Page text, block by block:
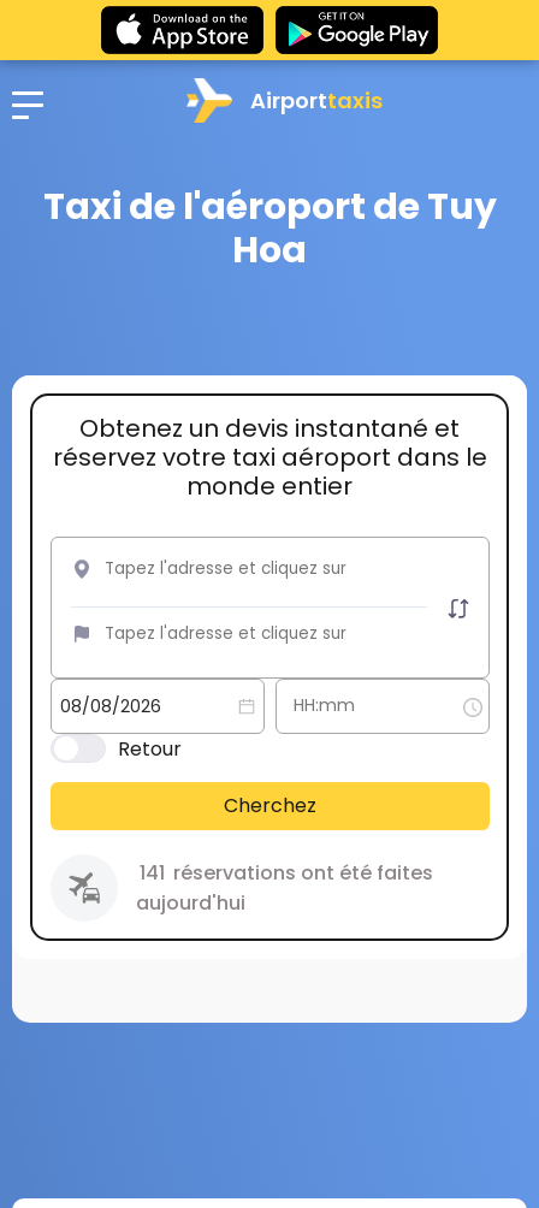
Airporttaxis
Taxi de l'aéroport de Tuy
Hoa
Obtenez un devis instantané et
réservez votre taxi aéroport dans le
monde entier
Retour
Cherchez
141 réservations ont été faites
aujourd'hui